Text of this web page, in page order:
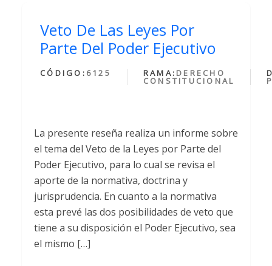
Veto De Las Leyes Por
Parte Del Poder Ejecutivo
CÓDIGO: 6125 RAMA: DERECHO
CONSTITUCIONAL
La presente reseña realiza un informe sobre
el tema del Veto de la Leyes por Parte del
Poder Ejecutivo, para lo cual se revisa el
aporte de la normativa, doctrina y
jurisprudencia. En cuanto a la normativa
esta prevé las dos posibilidades de veto que
tiene a su disposición el Poder Ejecutivo, sea
el mismo […]